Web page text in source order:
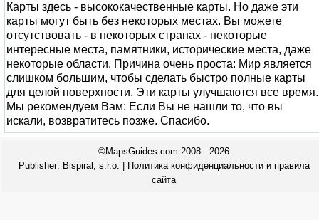
Карты здесь - высококачественные карты. Но даже эти
карты могут быть без некоторых местах. Вы можете
отсутствовать - в некоторых странах - некоторые
интересные места, памятники, исторические места, даже
некоторые области. Причина очень проста: Мир является
слишком большим, чтобы сделать быстро полные карты
для целой поверхности. Эти карты улучшаются все время.
Мы рекомендуем Вам: Если Вы не нашли то, что вы
искали, возвратитесь позже. Спасибо.
©MapsGuides.com 2008 - 2026
Publisher: Bispiral, s.r.o.
Политика конфиденциальности и правила
сайта